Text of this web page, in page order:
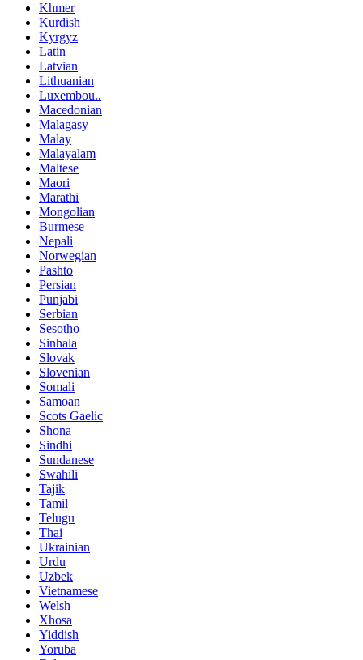
Khmer
Kurdish
Kyrgyz
Latin
Latvian
Lithuanian
Luxembou..
Macedonian
Malagasy
Malay
Malayalam
Maltese
Maori
Marathi
Mongolian
Burmese
Nepali
Norwegian
Pashto
Persian
Punjabi
Serbian
Sesotho
Sinhala
Slovak
Slovenian
Somali
Samoan
Scots Gaelic
Shona
Sindhi
Sundanese
Swahili
Tajik
Tamil
Telugu
Thai
Ukrainian
Urdu
Uzbek
Vietnamese
Welsh
Xhosa
Yiddish
Yoruba